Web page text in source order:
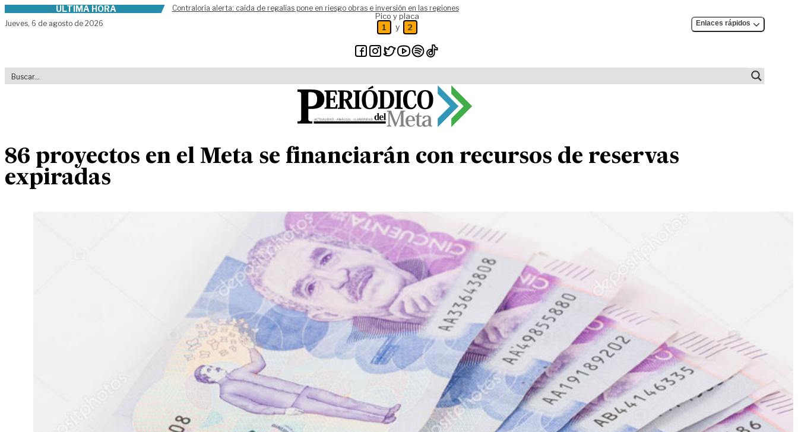
Skip to contentÚLTIMA HORA
Contraloría alerta: caída de regalías pone en riesgo obras e inversión en las regiones
Jueves, 6 de agosto de 2026
Pico y placa
1 y 2 Enlaces rápidos
86 proyectos en el Meta se financiarán con recursos de reservas
expiradas